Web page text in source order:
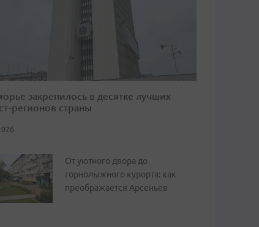
закрепилось в десятке лучших
регионов страны
От уютного двора до
горнолыжного курорта: как
преображается Арсеньев